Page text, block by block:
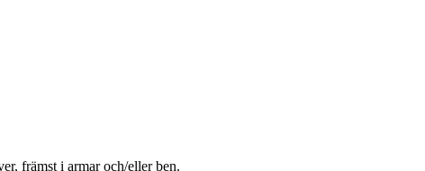
främst i armar och/eller ben.